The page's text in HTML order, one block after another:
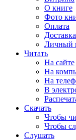
О книге
Фото
Оплата
Доставка
Личный
Читать
На сайте
На
На
В
Скачать
Чтобы
Чтобы
Слушать